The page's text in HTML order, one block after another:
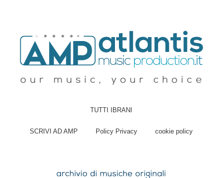
TUTTI IBRANI
SCRIVI AD AMP Policy Privacy cookie policy